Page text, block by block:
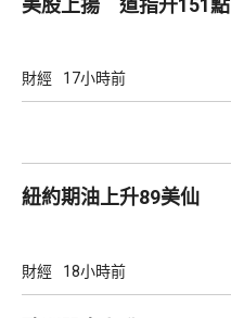
美股上揚 道指升151點
財經 17小時前
紐約期油上升89美仙
財經 18小時前